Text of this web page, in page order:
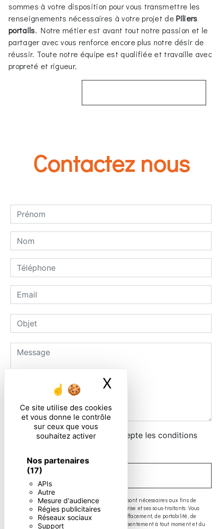
Ce site utilise des cookies
et vous donne le contrôle
sur ceux que vous
souhaitez activer
Nos partenaires
(17)
APIs
Autre
Mesure d'audience
Régies publicitaires
Réseaux sociaux
Support
X
sommes à votre disposition pour vous transmettre les
renseignements nécessaires à votre projet dePiliers
portails. Notre métier est avant tout notre passion et le
partager avec vous renforce encore plus notre désir de
réussir. Toute notre équipe est qualifiée et travaille avec
propreté et rigueur.
Contactez nous
En cochant cette case, j'accepte les conditions
** Les données personnelles communiquées sont nécessaires aux fins de
vous contacter. Elles sont destinées à l'entreprise et ses sous-traitants. Vous
disposez de droits d’accès, de rectification, d’effacement, de portabilité, de
limitation, d’opposition, de retrait de votre consentement à tout moment et du